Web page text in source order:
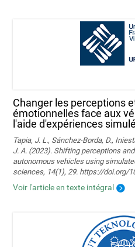
Changer les perceptions
émotionnelles face aux
l'aide d'expériences
Tapia, J. L., Sánchez-Borda, D.,
J. A. (2023). Shifting perceptions
autonomous vehicles using
sciences, 14(1), 29. https://doi.org/
Voir l'article en texte intégral